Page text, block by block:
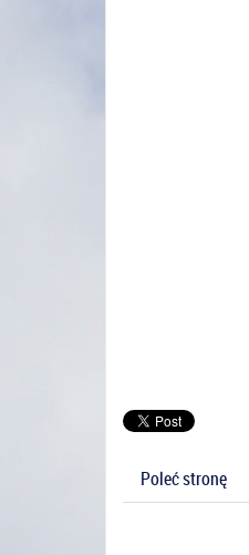
Poleć stronę